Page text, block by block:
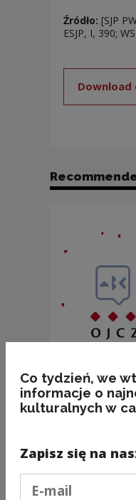
Źródło: [SJP
ESJP, I, 390;
BAKALIE
Co tydzień, we
informacje o
kulturalnych w
Zapisz się na